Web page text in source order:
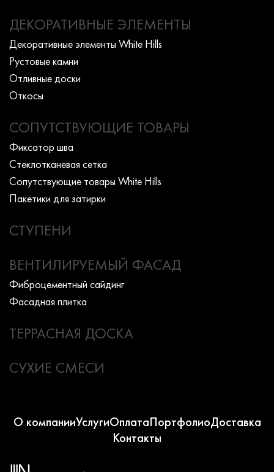
ДЕКОРАТИВНЫЕ ЭЛЕМЕНТЫ
Декоративные элементы White Hills
Рустовые камни
Отливные доски
Откосы
СОПУТСТВУЮЩИЕ ТОВАРЫ
Фиксатор шва
Стеклотканевая сетка
Сопутствующие товары White Hills
Пакетики для затирки
СТУПЕНИ
ВЕНТИЛИРУЕМЫЙ ФАСАД
Фиброцементный сайдинг
Фасадная плитка
ТЕРРАСНАЯ ДОСКА
СУХИЕ СМЕСИ
О компанииУслугиОплатаПортфолиоДоставка
Контакты